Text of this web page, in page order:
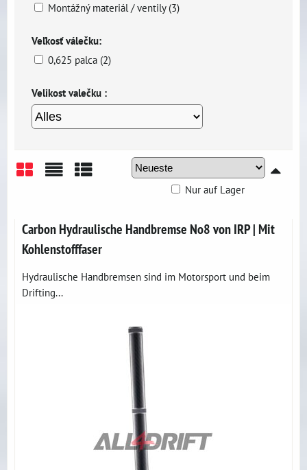
Montážný materiál / ventily (3)
Veľkosť válečku:
0,625 palca (2)
Velikost valečku :
Nur auf Lager
Carbon Hydraulische Handbremse No8 von IRP | Mit
Kohlenstofffaser
Hydraulische Handbremsen sind im Motorsport und beim
Drifting...